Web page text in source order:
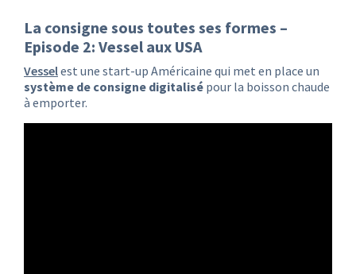
La consigne sous toutes ses formes –
Episode 2: Vessel aux USA
Vesselest une start-up Américaine qui met en place un
système de consigne digitalisé pour la boisson chaude
à emporter.